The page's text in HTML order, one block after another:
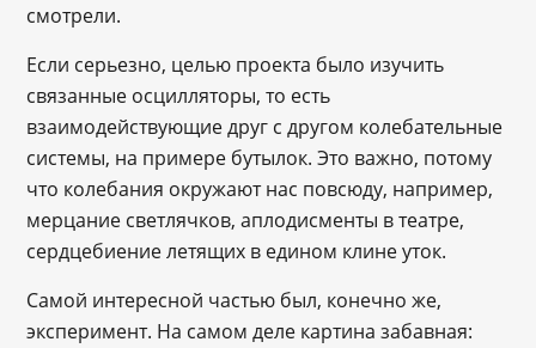
смотрели.
Если серьезно, целью проекта было изучить
связанные осцилляторы, то есть
взаимодействующие друг с другом колебательные
системы, на примере бутылок. Это важно, потому
что колебания окружают нас повсюду, например,
мерцание светлячков, аплодисменты в театре,
сердцебиение летящих в едином клине уток.
Самой интересной частью был, конечно же,
эксперимент. На самом деле картина забавная: